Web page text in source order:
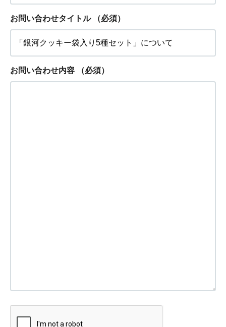
お問い合わせタイトル （必須）
お問い合わせ内容 （必須）